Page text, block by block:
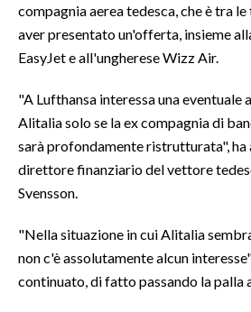
compagnia aerea tedesca, che è tra
aver presentato un'offerta, insieme
EasyJet e all'ungherese Wizz Air.
"A Lufthansa interessa una eventuale
Alitalia solo se la ex compagnia di
sarà profondamente ristrutturata",
direttore finanziario del vettore
Svensson.
"Nella situazione in cui Alitalia
non c'è assolutamente alcun
continuato, di fatto passando la palla